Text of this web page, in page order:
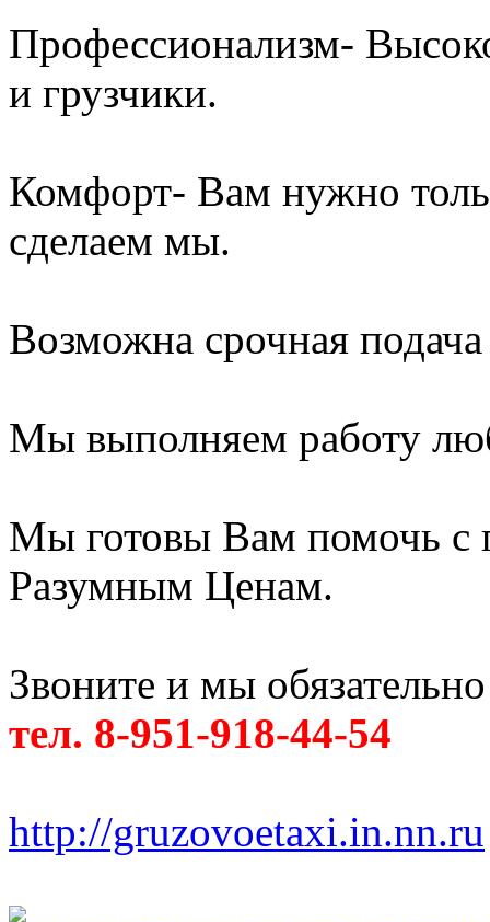
Профессионализм-
и грузчики.
Комфорт- Вам нужно
сделаем мы.
Возможна срочная
Мы выполняем работу
Мы готовы Вам помочь с
Разумным Ценам.
Звоните и мы
тел. 8-951-918-44-54
http://gruzovoetaxi.in.nn.ru